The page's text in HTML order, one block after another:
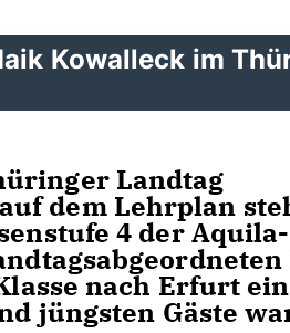
Kowalleck im
Landtag
dem Lehrplan
4 der Aquila-
nach Erfurt
jüngsten Gäste